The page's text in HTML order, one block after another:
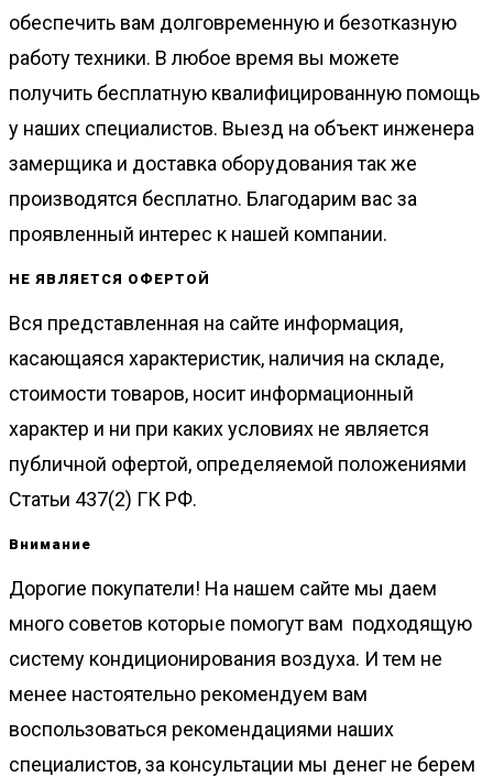
обеспечить вам долговременную и безотказную
работу техники. В любое время вы можете
получить бесплатную квалифицированную помощь
у наших специалистов. Выезд на объект инженера
замерщика и доставка оборудования так же
производятся бесплатно. Благодарим вас за
проявленный интерес к нашей компании.
НЕ ЯВЛЯЕТСЯ ОФЕРТОЙ
Вся представленная на сайте информация,
касающаяся характеристик, наличия на складе,
стоимости товаров, носит информационный
характер и ни при каких условиях не является
публичной офертой, определяемой положениями
Статьи 437(2) ГК РФ.
Внимание
Дорогие покупатели! На нашем сайте мы даем
много советов которые помогут вам подходящую
систему кондиционирования воздуха. И тем не
менее настоятельно рекомендуем вам
воспользоваться рекомендациями наших
специалистов, за консультации мы денег не берем